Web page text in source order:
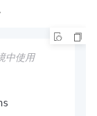
中使用